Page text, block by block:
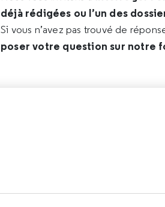
déjà rédigées ou l’un des
Si vous n’avez pas trouvé de
poser votre question sur notre